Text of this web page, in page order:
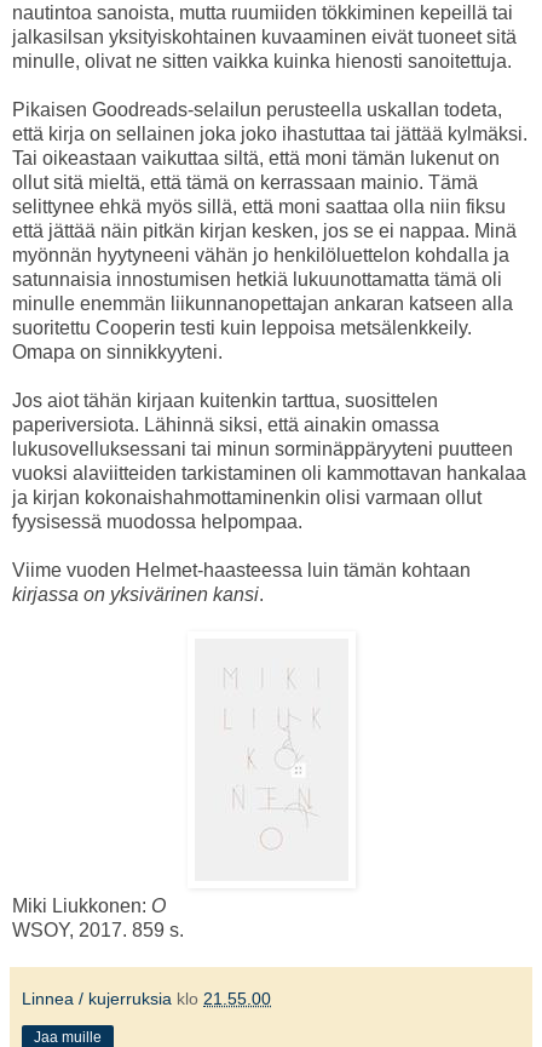
nautintoa sanoista, mutta ruumiiden tökkiminen kepeillä tai
jalkasilsan yksityiskohtainen kuvaaminen eivät tuoneet sitä
minulle, olivat ne sitten vaikka kuinka hienosti sanoitettuja.
Pikaisen Goodreads-selailun perusteella uskallan todeta,
että kirja on sellainen joka joko ihastuttaa tai jättää kylmäksi.
Tai oikeastaan vaikuttaa siltä, että moni tämän lukenut on
ollut sitä mieltä, että tämä on kerrassaan mainio. Tämä
selittynee ehkä myös sillä, että moni saattaa olla niin fiksu
että jättää näin pitkän kirjan kesken, jos se ei nappaa. Minä
myönnän hyytyneeni vähän jo henkilöluettelon kohdalla ja
satunnaisia innostumisen hetkiä lukuunottamatta tämä oli
minulle enemmän liikunnanopettajan ankaran katseen alla
suoritettu Cooperin testi kuin leppoisa metsälenkkeily.
Omapa on sinnikkyyteni.
Jos aiot tähän kirjaan kuitenkin tarttua, suosittelen
paperiversiota. Lähinnä siksi, että ainakin omassa
lukusovelluksessani tai minun sorminäppäryyteni puutteen
vuoksi alaviitteiden tarkistaminen oli kammottavan hankalaa
ja kirjan kokonaishahmottaminenkin olisi varmaan ollut
fyysisessä muodossa helpompaa.
Viime vuoden Helmet-haasteessa luin tämän kohtaan
kirjassa on yksivärinen kansi.
Miki Liukkonen: O
WSOY, 2017. 859 s.
Linnea / kujerruksia klo 21.55.00
Jaa muille